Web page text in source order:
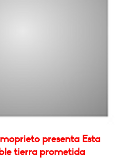
presenta Esta
tierra prometida